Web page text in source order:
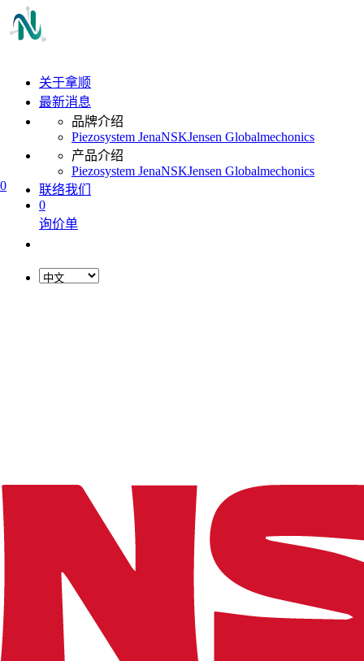
0
关于拿顺
最新消息
品牌介绍
Piezosystem JenaNSKJensen Globalmechonics
产品介绍
Piezosystem JenaNSKJensen Globalmechonics
联络我们
0
询价单